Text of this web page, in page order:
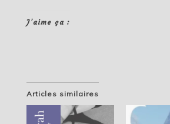
J’aime ça :
Articles similaires